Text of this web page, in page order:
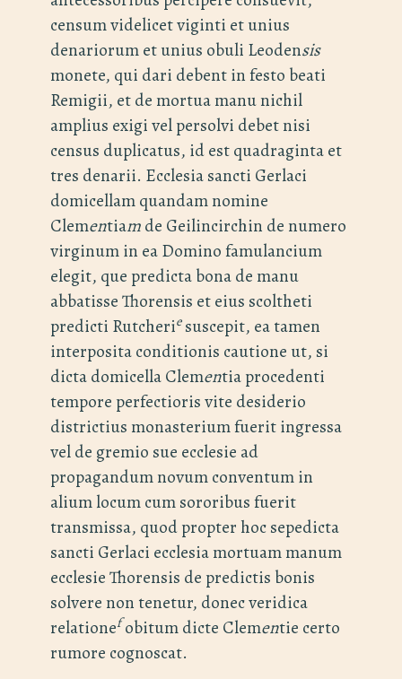
censum videlicet viginti et unius
denariorum et unius obuli Leodensis
monete, qui dari debent in festo beati
Remigii, et de mortua manu nichil
amplius exigi vel persolvi debet nisi
census duplicatus, id est quadraginta et
tres denarii. Ecclesia sancti Gerlaci
domicellam quandam nomine
Clementiamde Geilincirchin de numero
virginum in ea Domino famulancium
elegit, que predicta bona de manu
abbatisse Thorensis et eius scoltheti
predicti Rutcheriesuscepit, ea tamen
interposita conditionis cautione ut, si
dicta domicella Clementia procedenti
tempore perfectioris vite desiderio
districtius monasterium fuerit ingressa
vel de gremio sue ecclesie ad
propagandum novum conventum in
alium locum cum sororibus fuerit
transmissa, quod propter hoc sepedicta
sancti Gerlaci ecclesia mortuam manum
ecclesie Thorensis de predictis bonis
solvere non tenetur, donec veridica
relationefobitum dicte Clementie certo
rumore cognoscat.